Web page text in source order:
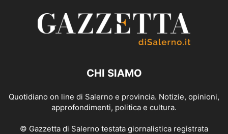
CHI SIAMO
Quotidiano on line di Salerno e provincia. Notizie, opinioni,
approfondimenti, politica e cultura.
© Gazzetta di Salerno testata giornalistica registrata